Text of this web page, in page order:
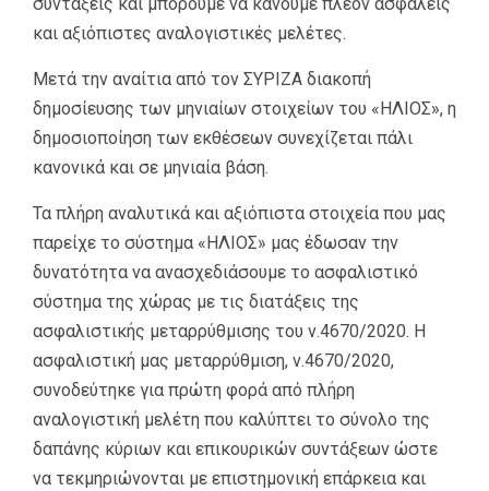
και αξιόπιστες αναλογιστικές μελέτες.
Μετά την αναίτια από τον ΣΥΡΙΖΑ διακοπή
δημοσίευσης των μηνιαίων στοιχείων του «ΗΛΙΟΣ», η
δημοσιοποίηση των εκθέσεων συνεχίζεται πάλι
κανονικά και σε μηνιαία βάση.
Τα πλήρη αναλυτικά και αξιόπιστα στοιχεία που μας
παρείχε το σύστημα «ΗΛΙΟΣ» μας έδωσαν την
δυνατότητα να ανασχεδιάσουμε το ασφαλιστικό
σύστημα της χώρας με τις διατάξεις της
ασφαλιστικής μεταρρύθμισης του ν.4670/2020. Η
ασφαλιστική μας μεταρρύθμιση, ν.4670/2020,
συνοδεύτηκε για πρώτη φορά από πλήρη
αναλογιστική μελέτη που καλύπτει το σύνολο της
δαπάνης κύριων και επικουρικών συντάξεων ώστε
να τεκμηριώνονται με επιστημονική επάρκεια και